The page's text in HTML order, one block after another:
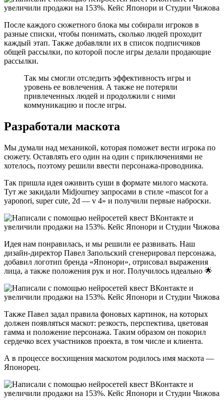
После каждого сюжетного блока мы собирали игроков в
разные списки, чтобы понимать, сколько людей проходит
каждый этап. Также добавляли их в список подписчиков
общей рассылки, по которой после игры делали продающие
рассылки.
Так мы смогли отследить эффективность игры и
уровень ее вовлечения. А также не потеряли
привлеченных людей и продолжили с ними
коммуникацию и после игры.
Разработали маскота
Мы думали над механикой, которая поможет вести игрока по
сюжету. Оставлять его один на один с приключениями не
хотелось, поэтому решили ввести персонажа-проводника.
Так пришла идея оживить суши в формате милого маскота.
Тут же закидали Midjourney запросами в стиле «mascot for a
yaponori, super cute, 2d — v 4» и получили первые наброски.
Идея нам понравилась, и мы решили ее развивать. Наш
дизайн-директор Павел Запольский сгенерировал персонажа,
добавил логотип бренда «Японори», отрисовал выражения
лица, а также положения рук и ног. Получилось идеально 🌟
Также Павел задал правила фоновых картинок, на которых
должен появляться маскот: резкость, перспектива, цветовая
гамма и положение персонажа. Таким образом он покорил
сердечко всех участников проекта, в том числе и клиента.
А в процессе восхищения маскотом родилось имя маскота —
Японорец.